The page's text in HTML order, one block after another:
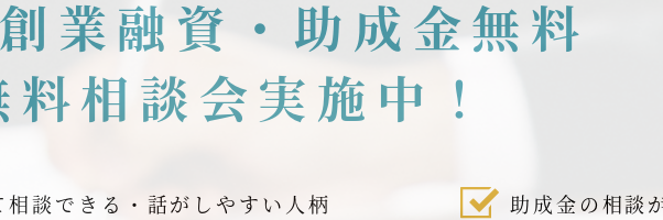
業融資・助成金無料
相談会実施中！
相談できる・話がしやすい人柄
助成金の相談